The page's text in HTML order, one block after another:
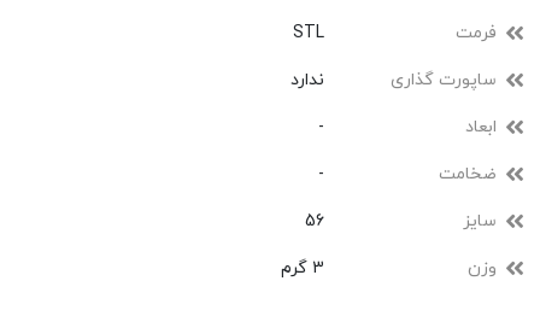
فرمت STL
ساپورت گذاری ندارد
ابعاد -
ضخامت -
سایز 56
وزن 3 گرم